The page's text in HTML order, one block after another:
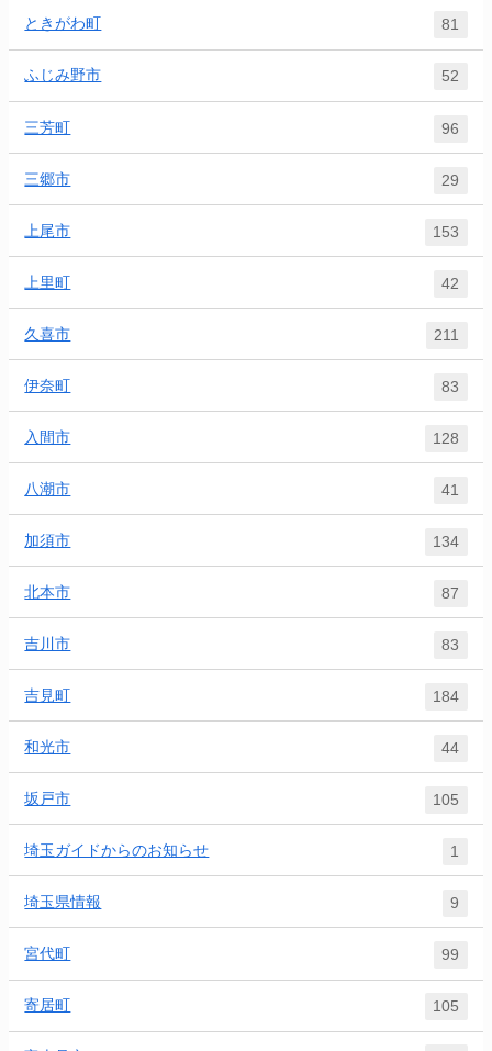
ときがわ町 81
ふじみ野市 52
三芳町 96
三郷市 29
上尾市 153
上里町 42
久喜市 211
伊奈町 83
入間市 128
八潮市 41
加須市 134
北本市 87
吉川市 83
吉見町 184
和光市 44
坂戸市 105
埼玉ガイドからのお知らせ 1
埼玉県情報 9
宮代町 99
寄居町 105